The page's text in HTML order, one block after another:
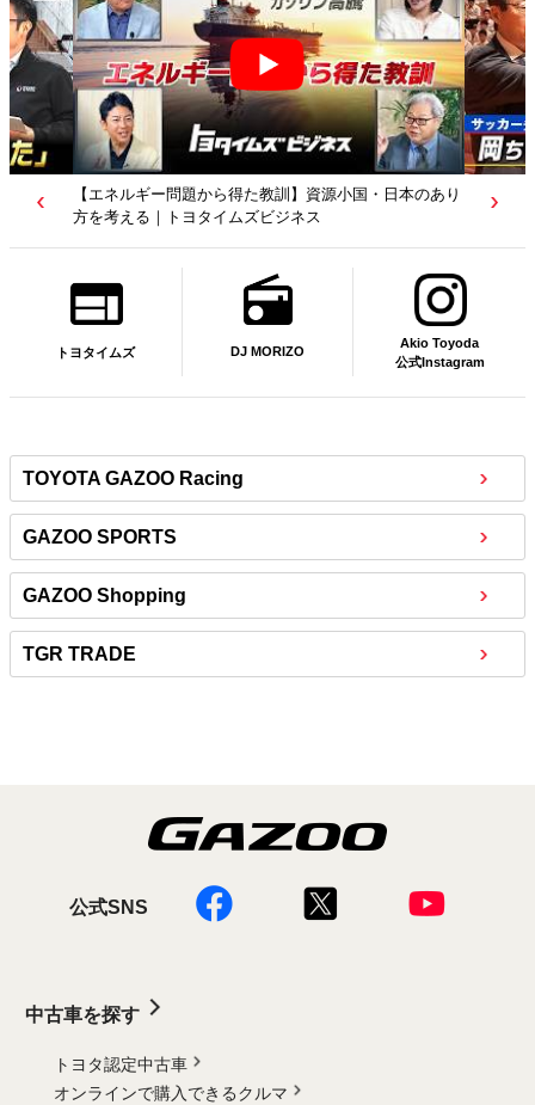
【若者たちへ】岡田武史さんが“特別授業”で語ったこと
｜サッカー日本代表元監督｜トヨタイムズニュース
トヨタイムズ DJ MORIZO
Akio Toyoda
公式Instagram
TOYOTA GAZOO Racing
GAZOO SPORTS
GAZOO Shopping
TGR TRADE
公式SNS
中古車を探す
トヨタ認定中古車
オンラインで購入できるクルマ